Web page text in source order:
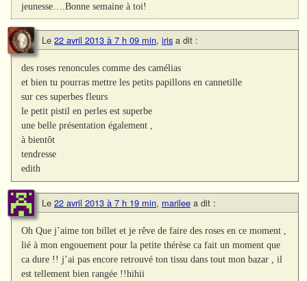
jeunesse….Bonne semaine à toi!
Le 22 avril 2013 à 7 h 09 min, iris a dit :
des roses renoncules comme des camélias
et bien tu pourras mettre les petits papillons en cannetille
sur ces superbes fleurs
le petit pistil en perles est superbe
une belle présentation également ,
à bientôt
tendresse
edith
Le 22 avril 2013 à 7 h 19 min, marilee a dit :
Oh Que j’aime ton billet et je rêve de faire des roses en ce moment ,
lié à mon engouement pour la petite thérèse ca fait un moment que
ca dure !! j’ai pas encore retrouvé ton tissu dans tout mon bazar , il
est tellement bien rangée !!hihii